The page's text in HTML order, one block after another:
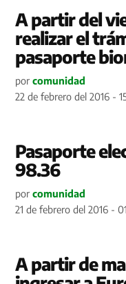
A partir del
realizar el
pasaporte
por comunidad
22 de febrero del 2016 -
Pasaporte
98.36
por comunidad
21 de febrero del 2016 -
A partir de